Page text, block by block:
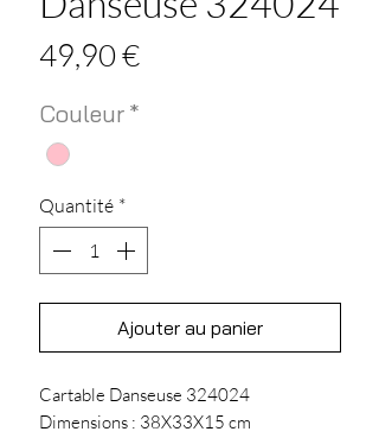
49,90 €Prix
Couleur *
Quantité *
Ajouter au panier
Cartable Danseuse 324024
Dimensions : 38X33X15 cm